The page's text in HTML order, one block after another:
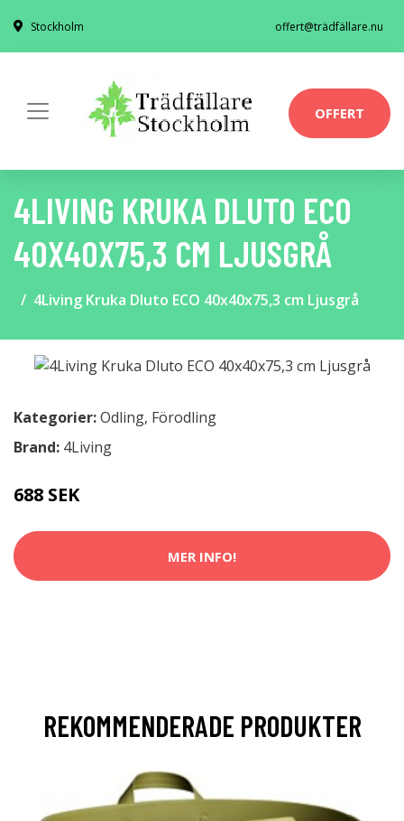
Stockholm offert@trädfällare.nu
OFFERT
4LIVING KRUKA DLUTO ECO
40X40X75,3 CM LJUSGRÅ
4Living Kruka Dluto ECO 40x40x75,3 cm Ljusgrå
Kategorier:Odling, Förodling
Brand: 4Living
688 SEK
MER INFO!
REKOMMENDERADE PRODUKTER